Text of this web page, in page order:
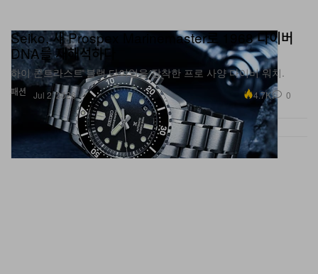
패션
Seiko, 새 Prospex Marinemaster로 1968 다이버
DNA를 재해석하다
하이 콘트라스트 블랙 다이얼을 장착한 프로 사양 다이버 워치.
Jul 2, 2026 4.7K 0